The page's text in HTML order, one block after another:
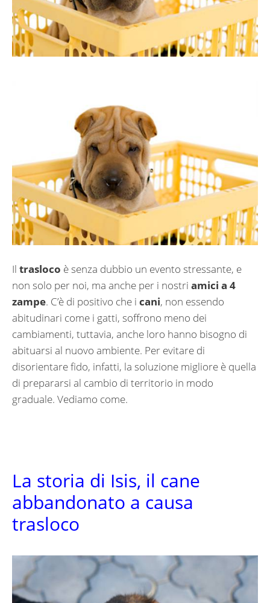
Il trasloco è senza dubbio un evento stressante, e
non solo per noi, ma anche per i nostri amici a 4
zampe. C’è di positivo che i cani, non essendo
abitudinari come i gatti, soffrono meno dei
cambiamenti, tuttavia, anche loro hanno bisogno di
abituarsi al nuovo ambiente. Per evitare di
disorientare fido, infatti, la soluzione migliore è quella
di prepararsi al cambio di territorio in modo
graduale. Vediamo come.
La storia di Isis, il cane
abbandonato a causa
trasloco